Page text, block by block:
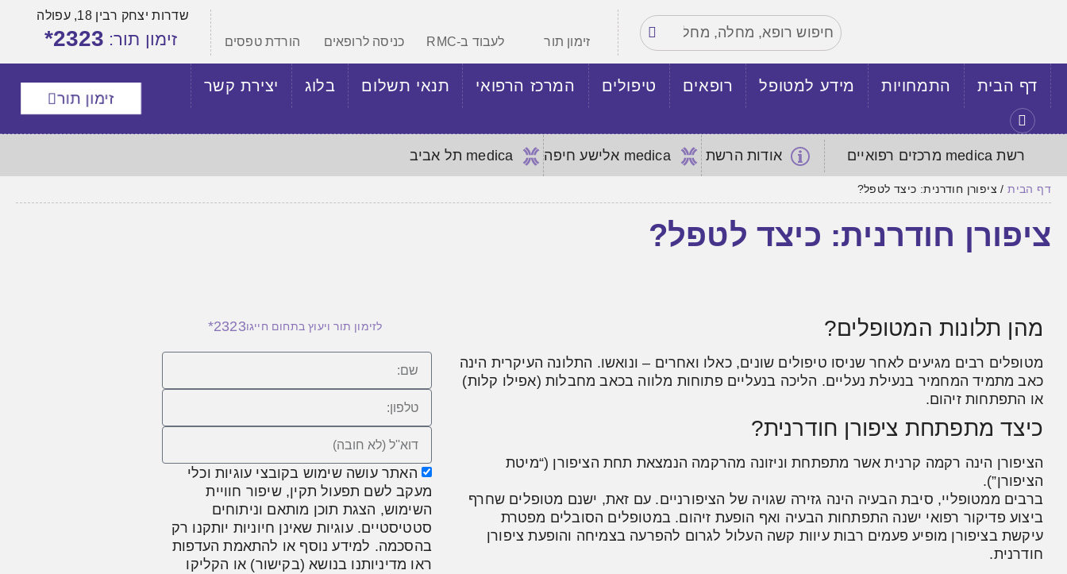
זימון תור לעבוד ב-RMC כניסה לרופאים הורדת טפסים
שדרות יצחק רבין 18, עפולה
זימון תור: 2323*
דף הבית התמחויות מידע למטופל רופאים טיפולים המרכז הרפואי תנאי תשלום בלוג יצירת קשר
זימון תור
רשת medica מרכזים רפואיים אודות הרשת medica אלישע חיפה medica תל אביב
דף הבית/ ציפורן חודרנית: כיצד לטפל?
ציפורן חודרנית: כיצד לטפל?
מהן תלונות המטופלים?
מטופלים רבים מגיעים לאחר שניסו טיפולים שונים, כאלו ואחרים – ונואשו. התלונה העיקרית הינה
כאב מתמיד המחמיר בנעילת נעליים. הליכה בנעליים פתוחות מלווה בכאב מחבלות (אפילו קלות)
או התפתחות זיהום.
כיצד מתפתחת ציפורן חודרנית?
הציפורן הינה רקמה קרנית אשר מתפתחת וניזונה מהרקמה הנמצאת תחת הציפורן (“מיטת
הציפורן”).
ברבים ממטופליי, סיבת הבעיה הינה גזירה שגויה של הציפורניים. עם זאת, ישנם מטופלים שחרף
ביצוע פדיקור רפואי ישנה התפתחות הבעיה ואף הופעת זיהום. במטופלים הסובלים מפטרת
עיקשת בציפורן מופיע פעמים רבות עיוות קשה העלול לגרום להפרעה בצמיחה והופעת ציפורן
חודרנית.
לזימון תור ויעוץ בתחום חייגו2323*
האתר עושה שימוש בקובצי עוגיות וכלי
מעקב לשם תפעול תקין, שיפור חוויית
השימוש, הצגת תוכן מותאם וניתוחים
סטטיסטיים. עוגיות שאינן חיוניות יותקנו רק
בהסכמה. למידע נוסף או להתאמת העדפות
ראו מדיניותנו בנושא (בקישור) או הקליקו